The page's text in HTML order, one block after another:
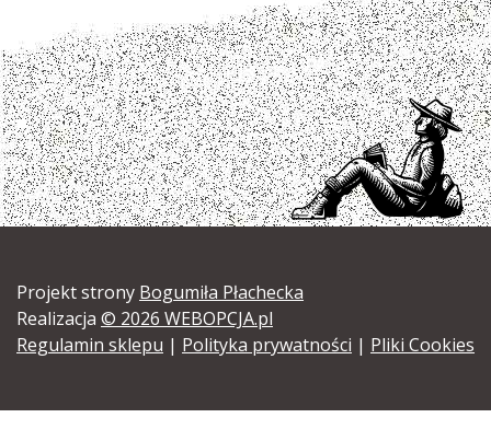
Projekt strony Bogumiła Płachecka
Realizacja © 2026 WEBOPCJA.pl
Regulamin sklepu | Polityka prywatności | Pliki Cookies